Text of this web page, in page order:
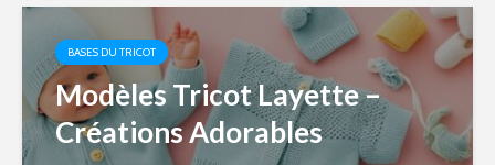
BASES DU TRICOT
Modèles Tricot Layette –
Créations Adorables